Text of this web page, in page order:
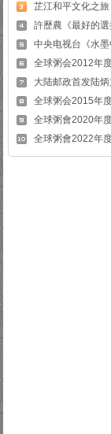
芷江和平文化之
許歷農《最好的
中央电视台《水
全球粥会2012年
大陆邮政首发陆
全球粥会2015年
全球粥會2020年
全球粥會2022年